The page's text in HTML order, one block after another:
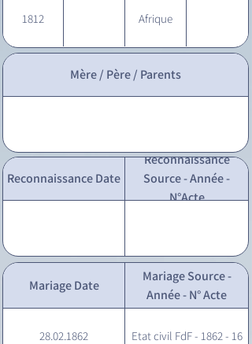
1812 Afrique
Mère / Père / Parents
Reconnaissance Date
Reconnaissance
Source - Année -
N°Acte
Mariage Date
Mariage Source -
Année - N° Acte
28.02.1862 Etat civil FdF - 1862 - 16